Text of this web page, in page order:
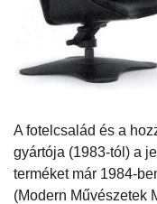
A fotelcsalád és a
gyártója (1983-tól) a
terméket már 1984-
(Modern Művészetek